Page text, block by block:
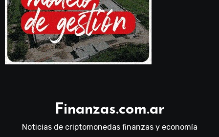
Finanzas.com.ar
Noticias de criptomonedas finanzas y economía